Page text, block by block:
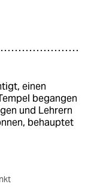
einen
begangen
und Lehrern
behauptet